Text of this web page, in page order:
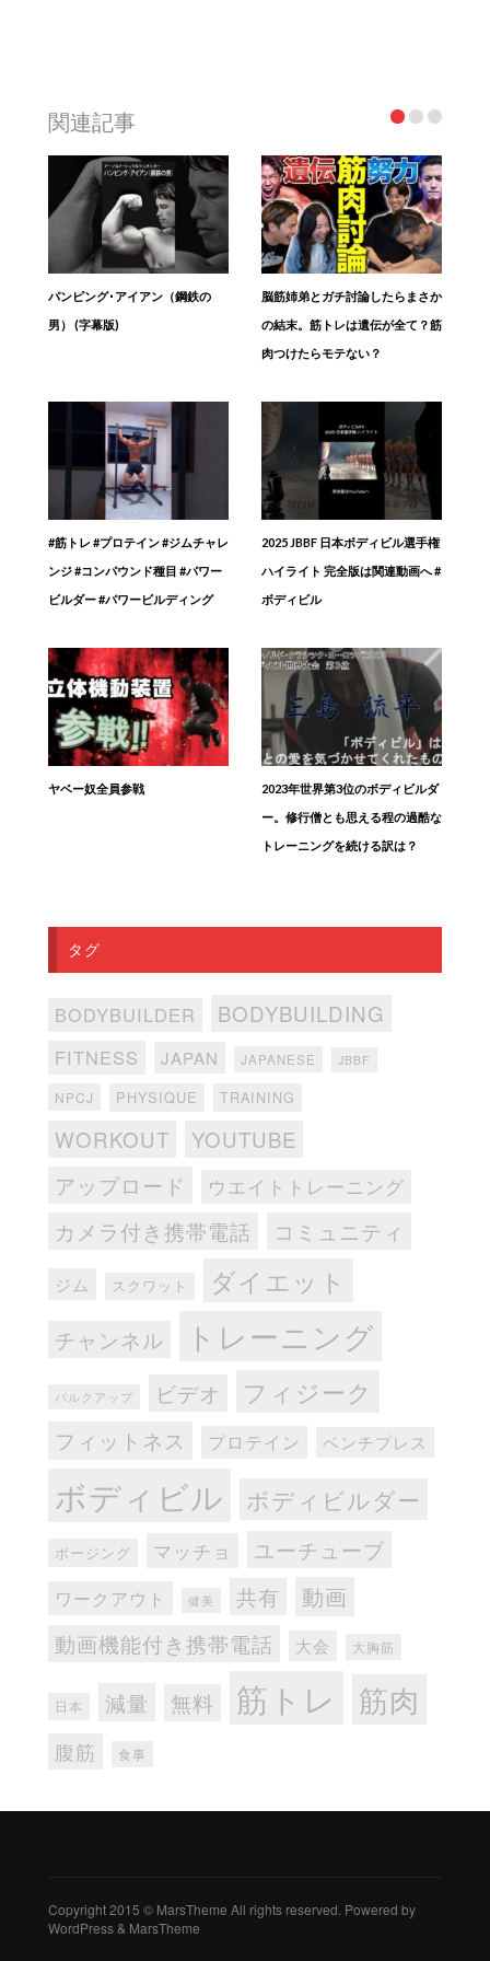
関連記事
パンピング･アイアン（鋼鉄の
男） (字幕版)
脳筋姉弟とガチ討論したらまさか
の結末。筋トレは遺伝が全て？筋
肉つけたらモテない？
#筋トレ #プロテイン #ジムチャレ
ンジ #コンパウンド種目 #パワー
ビルダー #パワービルディング
2025 JBBF 日本ボディビル選手権
ハイライト 完全版は関連動画へ #
ボディビル
ヤベー奴全員参戦
2023年世界第3位のボディビルダ
ー。修行僧とも思える程の過酷な
トレーニングを続ける訳は？
タグ
BODYBUILDER BODYBUILDING
FITNESS JAPAN JAPANESE JBBF
NPCJ PHYSIQUE TRAINING
WORKOUT
YOUTUBE
アップロード
ウエイトトレーニング
カメラ付き携帯電話 コミュニティ
ジム スクワット ダイエット
チャンネル トレーニング
バルクアップ ビデオ フィジーク
フィットネス プロテイン ベンチプレス
ボディビル ボディビルダー
ポージング マッチョ ユーチューブ
ワークアウト 健美 共有 動画
動画機能付き携帯電話 大会 大胸筋
日本 減量 無料 筋トレ 筋肉
腹筋 食事
Copyright 2015 © MarsTheme All rights reserved. Powered by
WordPress & MarsTheme